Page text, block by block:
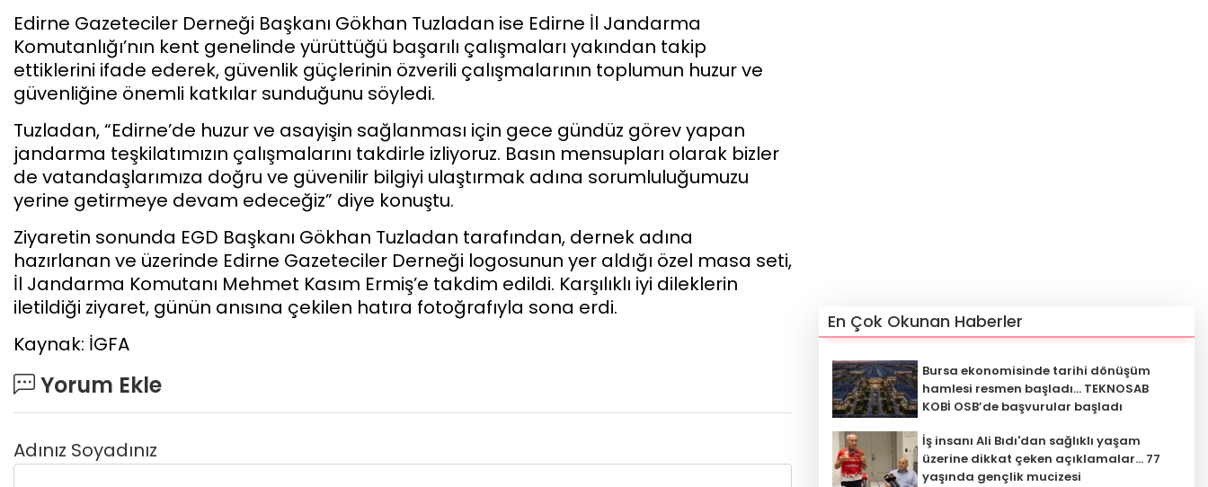
Edirne Gazeteciler Derneği Başkanı Gökhan Tuzladan ise Edirne İl Jandarma
Komutanlığı’nın kent genelinde yürüttüğü başarılı çalışmaları yakından takip
ettiklerini ifade ederek, güvenlik güçlerinin özverili çalışmalarının toplumun huzur ve
güvenliğine önemli katkılar sunduğunu söyledi.
Tuzladan, “Edirne’de huzur ve asayişin sağlanması için gece gündüz görev yapan
jandarma teşkilatımızın çalışmalarını takdirle izliyoruz. Basın mensupları olarak bizler
de vatandaşlarımıza doğru ve güvenilir bilgiyi ulaştırmak adına sorumluluğumuzu
yerine getirmeye devam edeceğiz” diye konuştu.
Ziyaretin sonunda EGD Başkanı Gökhan Tuzladan tarafından, dernek adına
hazırlanan ve üzerinde Edirne Gazeteciler Derneği logosunun yer aldığı özel masa seti,
İl Jandarma Komutanı Mehmet Kasım Ermiş’e takdim edildi. Karşılıklı iyi dileklerin
iletildiği ziyaret, günün anısına çekilen hatıra fotoğrafıyla sona erdi.
Kaynak: İGFA
Yorum Ekle
Adınız Soyadınız
En Çok Okunan Haberler
Bursa ekonomisinde tarihi dönüşüm
hamlesi resmen başladı... TEKNOSAB
KOBİ OSB’de başvurular başladı
İş insanı Ali Bıdı'dan sağlıklı yaşam
üzerine dikkat çeken açıklamalar... 77
yaşında gençlik mucizesi